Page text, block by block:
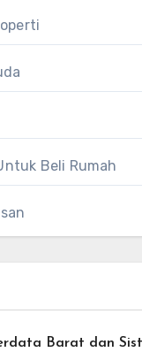
Beli Rumah
Barat dan